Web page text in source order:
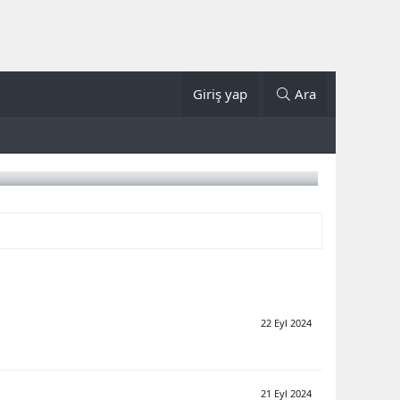
Giriş yap Ara
22 Eyl 2024
21 Eyl 2024